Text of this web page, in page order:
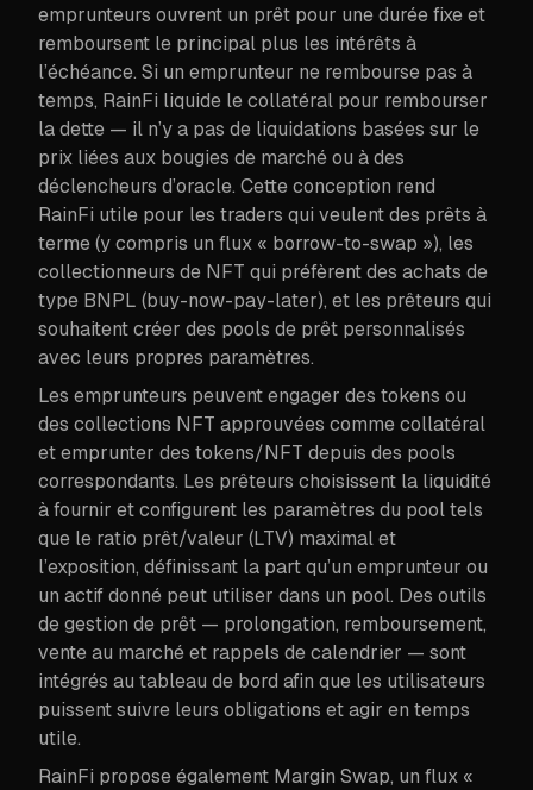
emprunteurs ouvrent un prêt pour une durée fixe et
remboursent le principal plus les intérêts à
l’échéance. Si un emprunteur ne rembourse pas à
temps, RainFi liquide le collatéral pour rembourser
la dette — il n’y a pas de liquidations basées sur le
prix liées aux bougies de marché ou à des
déclencheurs d’oracle. Cette conception rend
RainFi utile pour les traders qui veulent des prêts à
terme (y compris un flux « borrow-to-swap »), les
collectionneurs de NFT qui préfèrent des achats de
type BNPL (buy-now-pay-later), et les prêteurs qui
souhaitent créer des pools de prêt personnalisés
avec leurs propres paramètres.
Les emprunteurs peuvent engager des tokens ou
des collections NFT approuvées comme collatéral
et emprunter des tokens/NFT depuis des pools
correspondants. Les prêteurs choisissent la liquidité
à fournir et configurent les paramètres du pool tels
que le ratio prêt/valeur (LTV) maximal et
l’exposition, définissant la part qu’un emprunteur ou
un actif donné peut utiliser dans un pool. Des outils
de gestion de prêt — prolongation, remboursement,
vente au marché et rappels de calendrier — sont
intégrés au tableau de bord afin que les utilisateurs
puissent suivre leurs obligations et agir en temps
utile.
RainFi propose également Margin Swap, un flux «